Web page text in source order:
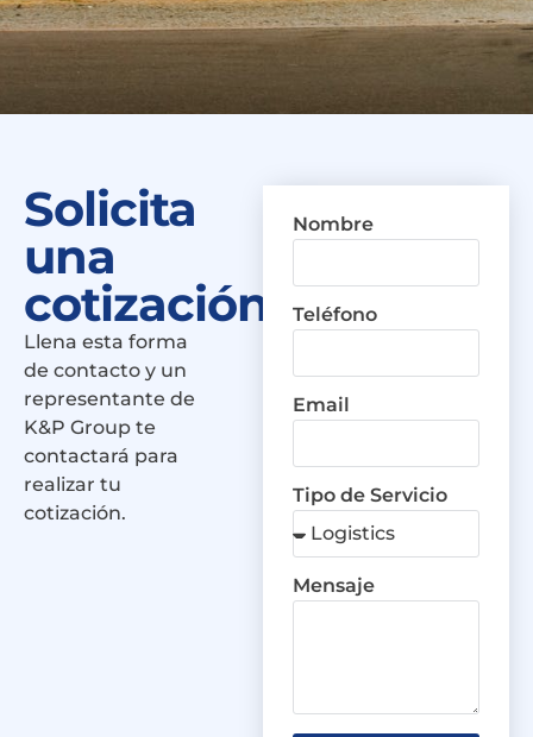
Solicita
una
cotización
Llena esta forma
de contacto y un
representante de
K&P Group te
contactará para
realizar tu
cotización.
Nombre
Teléfono
Email
Tipo de Servicio
Mensaje